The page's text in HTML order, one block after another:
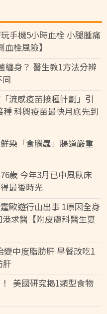
手機5小時血栓 小腿腫痛
栓風險】
纏身？ 醫生教1方法分辨
流感疫苗接種計劃」引
科興疫苗最快月底先到
染「食腦蟲」腸道嚴重
歲 今年3月已中風臥床
最後時光
歐遊行山出事 1原因全身
求醫【附皮膚科醫生夏
中度脂肪肝 早餐改吃1
肝
美國研究揭1類型食物